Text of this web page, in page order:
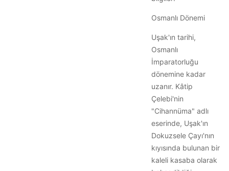
Osmanlı Dönemi
Uşak'ın tarihi,
Osmanlı
İmparatorluğu
dönemine kadar
uzanır. Kâtip
Çelebi'nin
"Cihannüma" adlı
eserinde, Uşak'ın
Dokuzsele Çayı'nın
kıyısında bulunan bir
kaleli kasaba olarak